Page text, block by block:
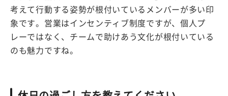
考えて行動する姿勢が根付いているメンバーが多い印
象です。営業はインセンティブ制度ですが、個人プ
レーではなく、チームで助けあう文化が根付いている
のも魅力ですね。